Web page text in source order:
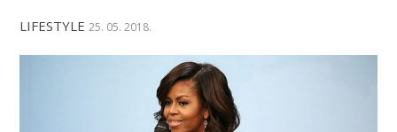
LIFESTYLE 25. 05. 2018.